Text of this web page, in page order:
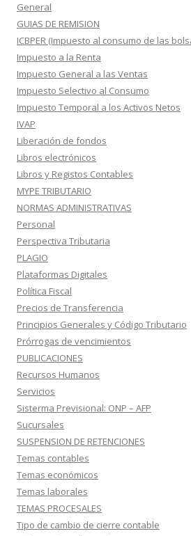
General
GUIAS DE REMISION
ICBPER (Impuesto al consumo de las
Impuesto a la Renta
Impuesto General a las Ventas
Impuesto Selectivo al Consumo
Impuesto Temporal a los Activos Netos
IVAP
Liberación de fondos
Libros electrónicos
Libros y Registos Contables
MYPE TRIBUTARIO
NORMAS ADMINISTRATIVAS
Personal
Perspectiva Tributaria
PLAGIO
Plataformas Digitales
Política Fiscal
Precios de Transferencia
Principios Generales y Código Tributario
Prórrogas de vencimientos
PUBLICACIONES
Recursos Humanos
Servicios
Sisterma Previsional: ONP – AFP
Sucursales
SUSPENSION DE RETENCIONES
Temas contables
Temas económicos
Temas laborales
TEMAS PROCESALES
Tipo de cambio de cierre contable